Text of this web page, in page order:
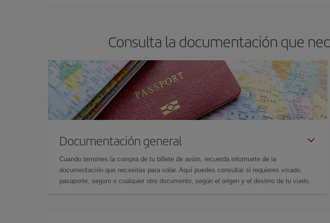
Consulta la documentación que
Documentación general
Cuando termines la compra de tu billete de avión, recuerda informarte de la
documentación que necesitas para volar. Aquí puedes consultar si requieres visado,
pasaporte, seguro o cualquier otro documento, según el origen y el destino de tu vuelo.